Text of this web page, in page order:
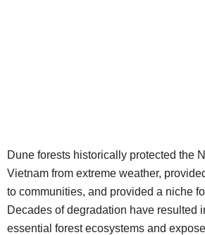
Dune forests historically protected the
Vietnam from extreme weather,
to communities, and provided a niche
Decades of degradation have resulted
essential forest ecosystems and